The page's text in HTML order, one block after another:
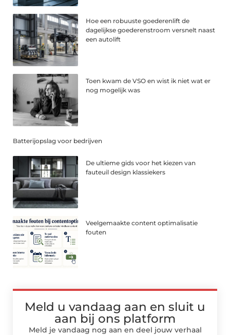
Hoe een robuuste goederenlift de
dagelijkse goederenstroom versnelt naast
een autolift
Toen kwam de VSO en wist ik niet wat er
nog mogelijk was
Batterijopslag voor bedrijven
De ultieme gids voor het kiezen van
fauteuil design klassiekers
Veelgemaakte content optimalisatie
fouten
Meld u vandaag aan en sluit u
aan bij ons platform
Meld je vandaag nog aan en deel jouw verhaal